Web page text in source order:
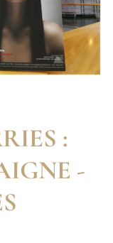
:
-